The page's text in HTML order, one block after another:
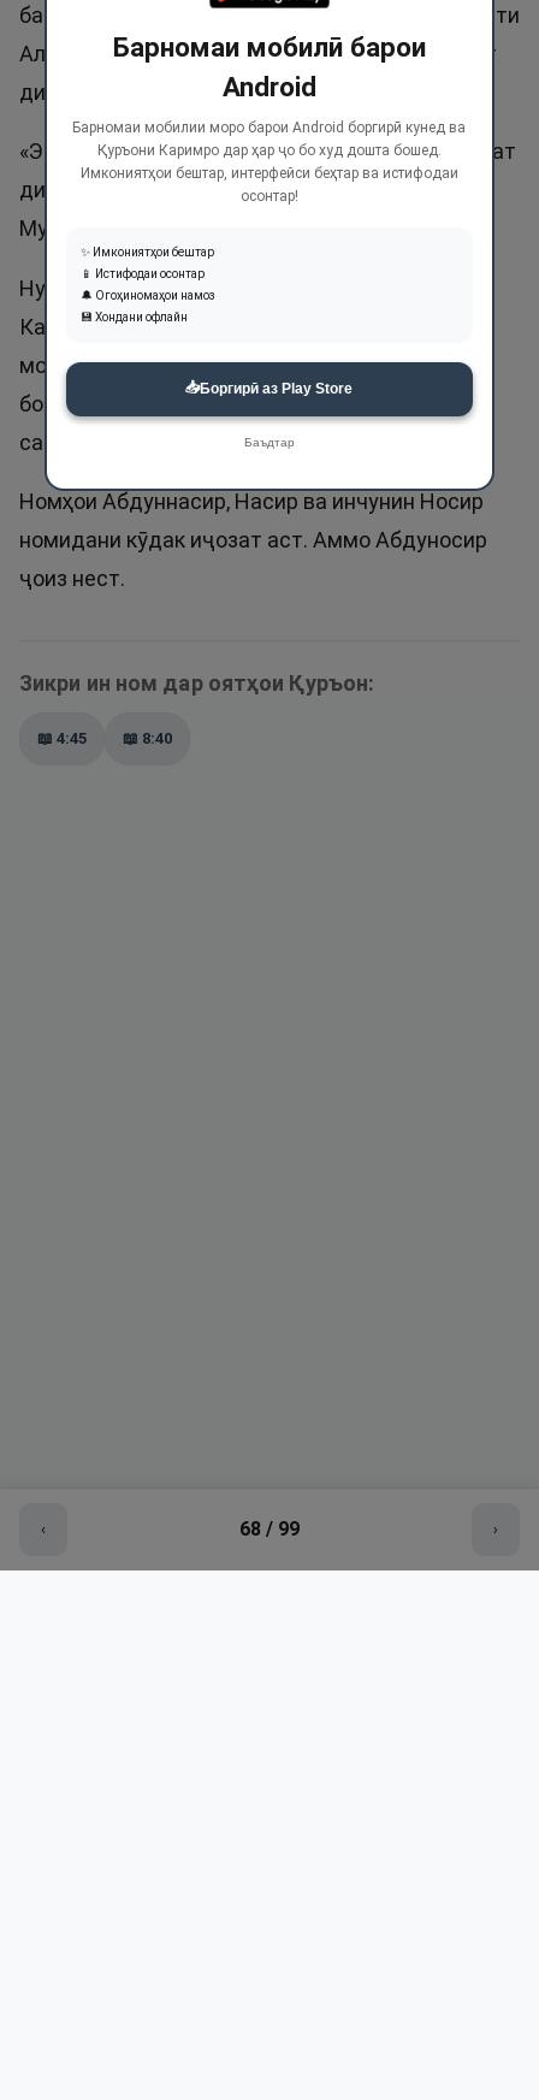
барои ӯ ҳеҷ ёридиҳандае нест. Як шарти нусрати
Аллоҳ бар мӯъминон ин аст, ки Аллоҳро нусрат
диҳанд. Аллоҳ таоло гуфт:
«Эй онҳое ки имон овардед, агар Аллоҳро нусрат
диҳед, Аллоҳ шуморо нусрат медиҳад». Сураи
Муҳаммад, ояти 7.
Нусрати Аллоҳ бо нусрати динаш мешавад.
Касе илм дорад, бо илм ва касе мол дорад, бо
мол нусрат медиҳад. Ҳар кас ба қадри имкон
бояд ба дини Аллоҳ ёрӣ диҳад, дар натиҷа
сазовори ёрии Аллоҳ мешавад.
Номҳои Абдуннасир, Насир ва инчунин Носир
номидани кӯдак иҷозат аст. Аммо Абдуносир
ҷоиз нест.
Зикри ин ном дар оятҳои Қуръон:
📖 4:45 📖 8:40
‹ 68 / 99 ›
Барномаи мобилӣ барои
Android
Барномаи мобилии моро барои Android боргирӣ кунед ва
Қуръони Каримро дар ҳар ҷо бо худ дошта бошед.
Имкониятҳои бештар, интерфейси беҳтар ва истифодаи
осонтар!
✨ Имкониятҳои бештар
📱 Истифодаи осонтар
🔔 Огоҳиномаҳои намоз
💾 Хондани офлайн
📥Боргирӣ аз Play Store
Баъдтар